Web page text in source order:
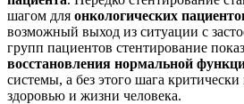
шагом для онкологических
возможный выход из ситуации с
групп пациентов стентирование
восстановления нормальной
системы, а без этого шага критически
здоровью и жизни человека.